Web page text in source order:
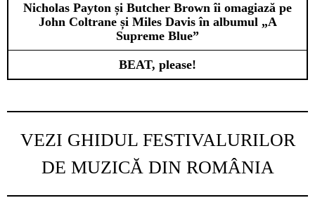
Nicholas Payton și Butcher Brown îi omagiază pe
John Coltrane și Miles Davis în albumul „A
Supreme Blue”
BEAT, please!
VEZI GHIDUL FESTIVALURILOR
DE MUZICĂ DIN ROMÂNIA